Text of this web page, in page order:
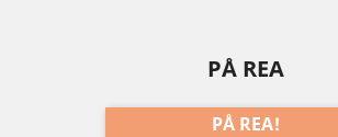
PÅ REA
PÅ REA!